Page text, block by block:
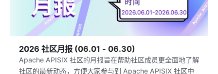
2026 社区月报 (06.01 - 06.30)
Apache APISIX 社区的月报旨在帮助社区成员更全面地了解
社区的最新动态，方便大家参与到 Apache APISIX 社区中